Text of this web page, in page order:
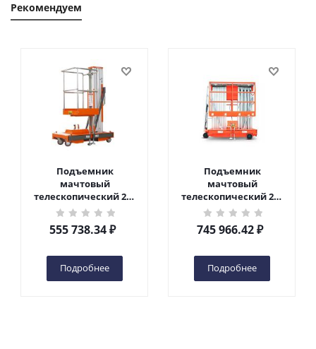
Рекомендуем
Подъемник
мачтовый
телескопический 200
кг 6 м TOR GTWY6-200S
DC 2-мачтовый
(автономный) (G) в
555 738.34₽
Подробнее
Подъемник
мачтовый
телескопический 200
кг 10 м TOR GTWY10-
200S DC 2-мачтовый
(автономный) (N) в
745 966.42₽
Подробнее